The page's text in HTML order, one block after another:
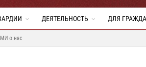
ДЕЯТЕЛЬНОСТЬ ДЛЯ
о нас